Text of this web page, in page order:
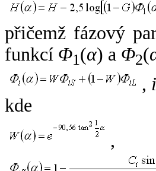
přičemž fázový
funkcí Φ1(α) a Φ2(
, i
kde
,